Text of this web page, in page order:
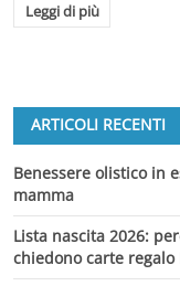
Leggi di più
ARTICOLI RECENTI
Benessere olistico in
mamma
Lista nascita 2026:
chiedono carte